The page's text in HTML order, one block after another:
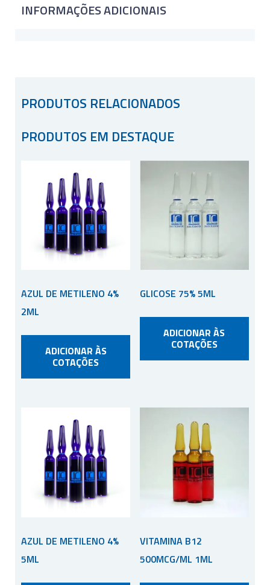
INFORMAÇÕES ADICIONAIS
PRODUTOS RELACIONADOS
PRODUTOS EM DESTAQUE
AZUL DE METILENO 4%
2ML
ADICIONAR ÀS
COTAÇÕES
GLICOSE 75% 5ML
ADICIONAR ÀS
COTAÇÕES
AZUL DE METILENO 4%
5ML
VITAMINA B12
500MCG/ML 1ML